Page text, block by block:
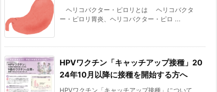
ヘリコバクター・ピロリとは ヘリコバクタ
ー・ピロリ胃炎、ヘリコバクター・ピロ ...
HPVワクチン「キャッチアップ接種」20
24年10月以降に接種を開始する方へ
HPVワクチン「キャッチアップ接種」について